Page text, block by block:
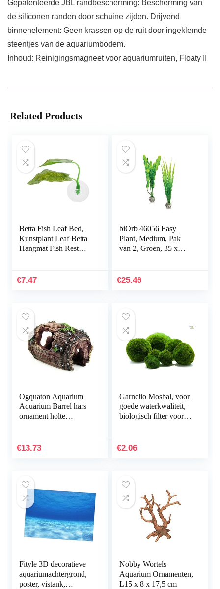
Gepatenteerde JBL randbescherming: Bescherming van
de siliconen randen door schuine zijden. Drijvend
binnenelement: Geen krassen op de ruit door ingeklemde
steentjes van de aquariumbodem.
Inhoud: Reinigingsmagneet voor aquariumruiten, Floaty II
Related Products
Betta Fish Leaf Bed,
Kunstplant Leaf Betta
Hangmat Fish Rest
€7.47
biOrb 46056 Easy
Plant, Medium, Pak
van 2, Groen, 35 x
€25.46
Ogquaton Aquarium
Aquarium Barrel hars
ornament holte
onderwater decoratie
€13.73
Garnelio Mosbal, voor
goede waterkwaliteit,
biologisch filter voor
€2.06
Fityle 3D decoratieve
aquariumachtergrond,
poster, vistank,
Nobby Wortels
Aquarium Ornamenten,
L15 x 8 x 17,5 cm